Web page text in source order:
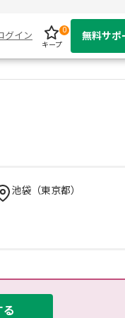
グイン
キープ
0
無料サポ
池袋（東京都）